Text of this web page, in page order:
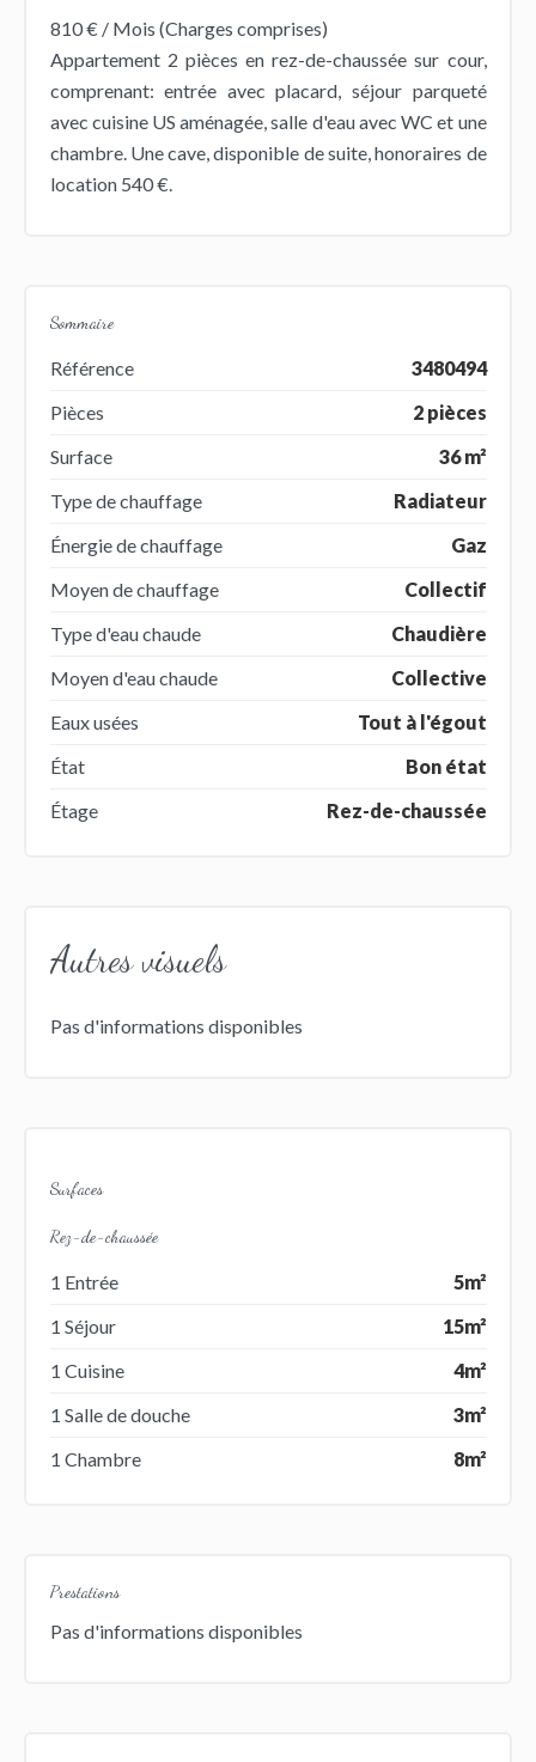
810 € / Mois (Charges comprises)
Appartement 2 pièces en rez-de-chaussée sur cour,
comprenant: entrée avec placard, séjour parqueté
avec cuisine US aménagée, salle d'eau avec WC et une
chambre. Une cave, disponible de suite, honoraires de
location 540 €.
Sommaire
Référence
3480494
Pièces
2 pièces
Surface
36 m²
Type de chauffage
Radiateur
Énergie de chauffage
Gaz
Moyen de chauffage
Collectif
Type d'eau chaude
Chaudière
Moyen d'eau chaude
Collective
Eaux usées
Tout à l'égout
État
Bon état
Étage
Rez-de-chaussée
Autres visuels
Pas d'informations disponibles
Surfaces
Rez-de-chaussée
1 Entrée
5m²
1 Séjour
15m²
1 Cuisine
4m²
1 Salle de douche
3m²
1 Chambre
8m²
Prestations
Pas d'informations disponibles